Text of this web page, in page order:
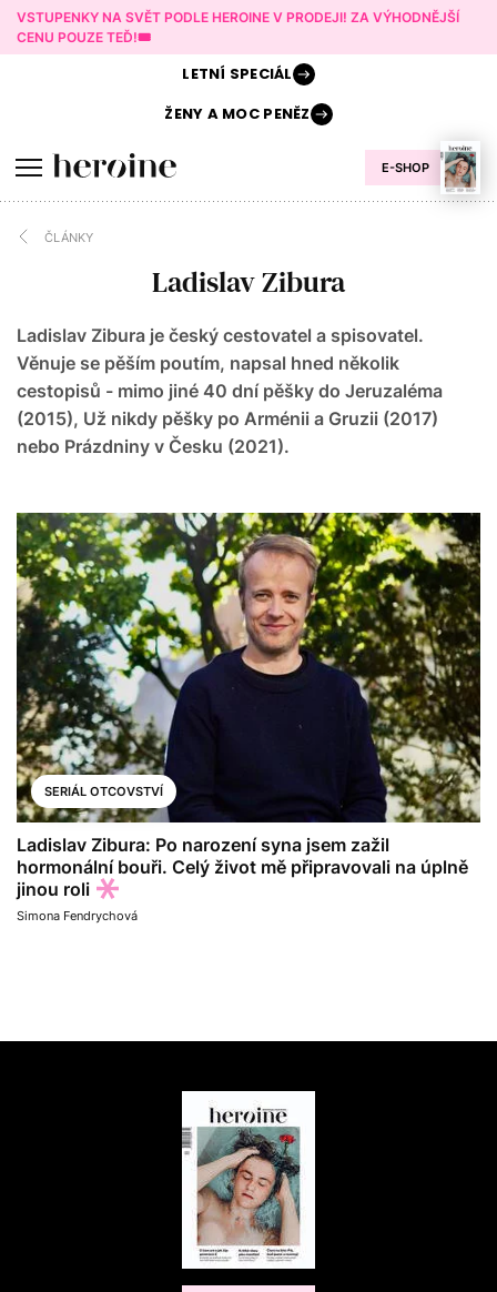
VSTUPENKY NA SVĚT PODLE HEROINE V PRODEJI! ZA VÝHODNĚJŠÍ
CENU POUZE TEĎ!🎟️
E-SHOP
LETNÍ SPECIÁL
ŽENY AMOC PENĚZ
ČLÁNKY
Ladislav Zibura
Ladislav Zibura je český cestovatel a spisovatel.
Věnuje se pěším poutím, napsal hned několik
cestopisů - mimo jiné 40 dní pěšky do Jeruzaléma
(2015), Už nikdy pěšky po Arménii a Gruzii (2017)
nebo Prázdniny v Česku (2021).
SERIÁL OTCOVSTVÍ
Ladislav Zibura: Po narození syna jsem zažil
hormonální bouři. Celý život mě připravovali na úplně
jinou roli
Simona Fendrychová